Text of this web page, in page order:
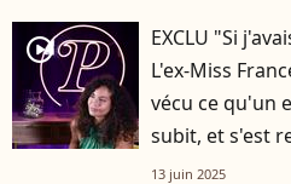
player2
EXCLU "Si
L'ex-Miss
vécu ce qu'un
subit, et s'est
13 juin 2025